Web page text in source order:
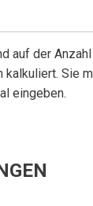
auf der
kalkuliert. Sie
eingeben.